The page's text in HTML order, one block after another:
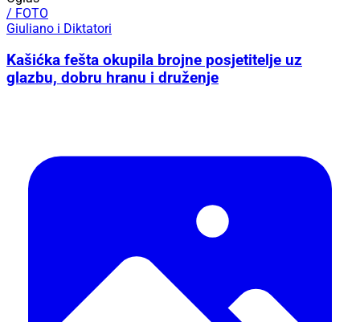
/ FOTO
Giuliano i Diktatori
Kašićka fešta okupila brojne posjetitelje uz
glazbu, dobru hranu i druženje